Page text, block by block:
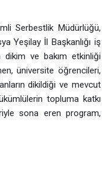
Serbestlik Müdürlüğü,
Yeşilay İl Başkanlığı iş
dikim ve bakım etkinliği
üniversite öğrencileri,
dikildiği ve mevcut
topluma katkı
sona eren program,